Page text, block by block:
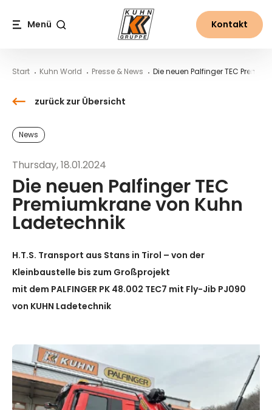
Die neuen Palfinger TEC Premiumkrane von Kuhn
Neues aus der Welt von Kuhn
Menü Kontakt
Start Kuhn World Presse & News Die neuen Palfinger TEC
zurück zur Übersicht
News
Thursday, 18.01.2024
Die neuen Palfinger TEC
Premiumkrane von Kuhn
Ladetechnik
H.T.S. Transport aus Stans in Tirol – von der
Kleinbaustelle bis zum Großprojekt
mit dem PALFINGER PK 48.002 TEC7 mit Fly-Jib PJ090
von KUHN Ladetechnik